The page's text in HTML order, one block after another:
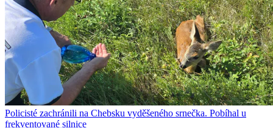
Policisté zachránili na Chebsku vyděšeného srnečka. Pobíhal u
frekventované silnice